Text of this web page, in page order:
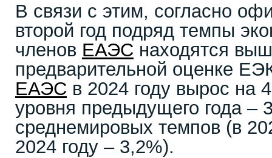
В связи с этим, согласно
второй год подряд темпы
членов ЕАЭС находятся
предварительной оценке
ЕАЭС в 2024 году вырос на
уровня предыдущего года –
среднемировых темпов (в
2024 году – 3,2%).